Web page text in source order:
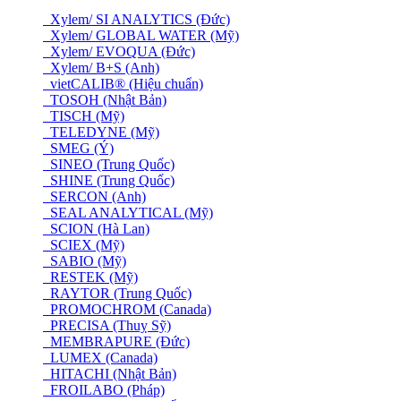
Xylem/ SI ANALYTICS (Đức)
Xylem/ GLOBAL WATER (Mỹ)
Xylem/ EVOQUA (Đức)
Xylem/ B+S (Anh)
vietCALIB® (Hiệu chuẩn)
TOSOH (Nhật Bản)
TISCH (Mỹ)
TELEDYNE (Mỹ)
SMEG (Ý)
SINEO (Trung Quốc)
SHINE (Trung Quốc)
SERCON (Anh)
SEAL ANALYTICAL (Mỹ)
SCION (Hà Lan)
SCIEX (Mỹ)
SABIO (Mỹ)
RESTEK (Mỹ)
RAYTOR (Trung Quốc)
PROMOCHROM (Canada)
PRECISA (Thuỵ Sỹ)
MEMBRAPURE (Đức)
LUMEX (Canada)
HITACHI (Nhật Bản)
FROILABO (Pháp)